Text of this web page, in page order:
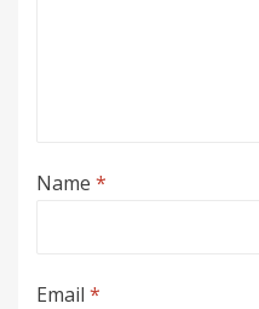
Name *
Email *